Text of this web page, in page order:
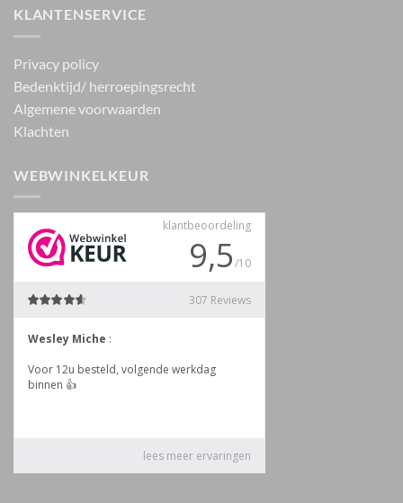
KLANTENSERVICE
Privacy policy
Bedenktijd/ herroepingsrecht
Algemene voorwaarden
Klachten
WEBWINKELKEUR